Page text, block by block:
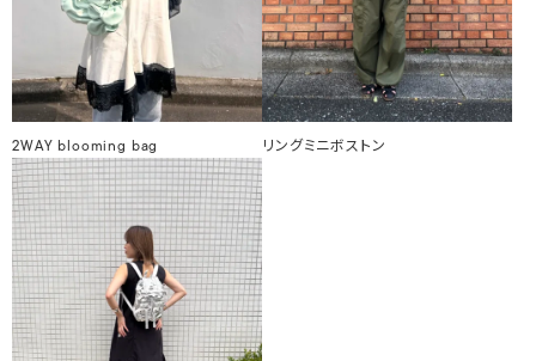
2WAY blooming bag リングミニボストン